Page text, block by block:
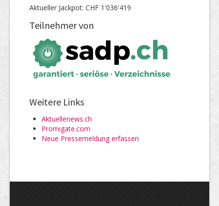
Aktueller Jackpot: CHF 1'036'419
Teilnehmer von
Weitere Links
Aktuellenews.ch
Promigate.com
Neue Pressemeldung erfassen